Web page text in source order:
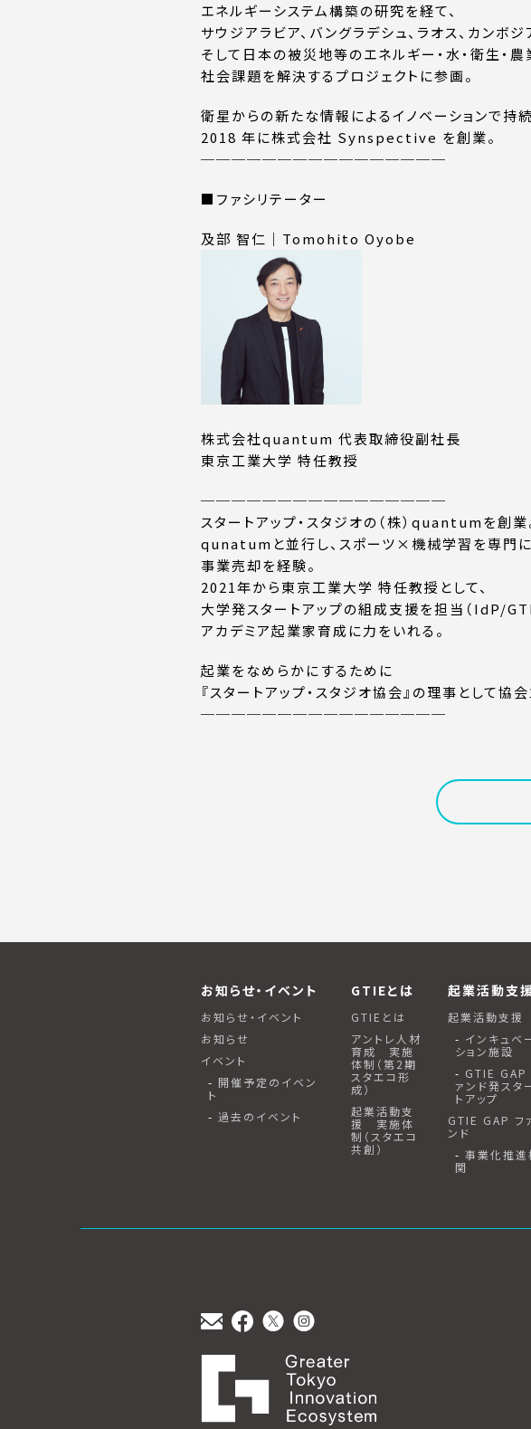
エネルギーシステム構築の研究を経て、
サウジアラビア、バングラデシュ、ラオス、カンボジ
そして日本の被災地等のエネルギー・水・衛生・農
社会課題を解決するプロジェクトに参画。
衛星からの新たな情報によるイノベーションで持
2018 年に株式会社 Synspective を創業。
────────────────
■ファシリテーター
及部 智仁｜Tomohito Oyobe
株式会社quantum 代表取締役副社長
東京工業大学 特任教授
────────────────
スタートアップ・スタジオの（株）quantumを創業
qunatumと並行し、スポーツ×機械学習を専門
事業売却を経験。
2021年から東京工業大学 特任教授として、
大学発スタートアップの組成支援を担当（IdP/
アカデミア起業家育成に力をいれる。
起業をなめらかにするために
『スタートアップ・スタジオ協会』の理事として協
────────────────
お知らせ・イベント
お知らせ・イベント
お知らせ
イベント
開催予定のイベン
ト
過去のイベント
GTIEとは
GTIEとは
アントレ人材
育成 実施
体制（第2期
スタエコ形
成）
起業活動支
援 実施体
制（スタエコ
共創）
起業活動支
起業活動支援
インキュベ
ション施設
GTIE GAP
ァンド発スタ
トアップ
GTIE GAP フ
ンド
事業化推進
関